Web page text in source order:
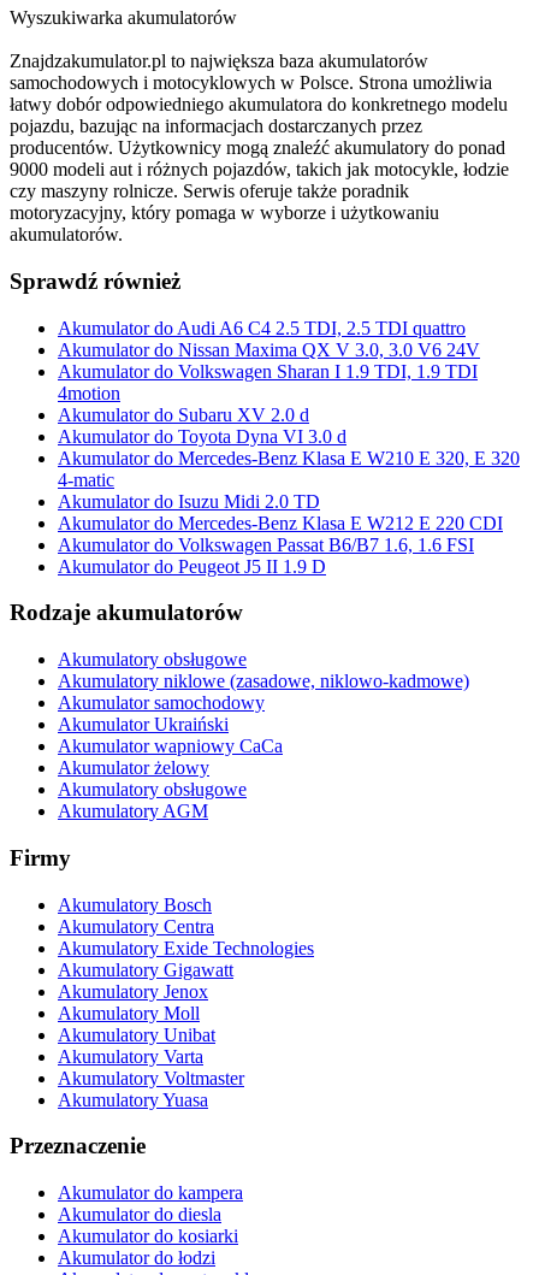
Wyszukiwarka akumulatorów
Znajdzakumulator.pl to największa baza akumulatorów
samochodowych i motocyklowych w Polsce. Strona umożliwia
łatwy dobór odpowiedniego akumulatora do konkretnego modelu
pojazdu, bazując na informacjach dostarczanych przez
producentów. Użytkownicy mogą znaleźć akumulatory do ponad
9000 modeli aut i różnych pojazdów, takich jak motocykle, łodzie
czy maszyny rolnicze. Serwis oferuje także poradnik
motoryzacyjny, który pomaga w wyborze i użytkowaniu
akumulatorów.
Sprawdź również
Akumulator do Audi A6 C4 2.5 TDI, 2.5 TDI quattro
Akumulator do Nissan Maxima QX V 3.0, 3.0 V6 24V
Akumulator do Volkswagen Sharan I 1.9 TDI, 1.9 TDI
4motion
Akumulator do Subaru XV 2.0 d
Akumulator do Toyota Dyna VI 3.0 d
Akumulator do Mercedes-Benz Klasa E W210 E 320, E 320
4-matic
Akumulator do Isuzu Midi 2.0 TD
Akumulator do Mercedes-Benz Klasa E W212 E 220 CDI
Akumulator do Volkswagen Passat B6/B7 1.6, 1.6 FSI
Akumulator do Peugeot J5 II 1.9 D
Rodzaje akumulatorów
Akumulatory obsługowe
Akumulatory niklowe (zasadowe, niklowo-kadmowe)
Akumulator samochodowy
Akumulator Ukraiński
Akumulator wapniowy CaCa
Akumulator żelowy
Akumulatory obsługowe
Akumulatory AGM
Firmy
Akumulatory Bosch
Akumulatory Centra
Akumulatory Exide Technologies
Akumulatory Gigawatt
Akumulatory Jenox
Akumulatory Moll
Akumulatory Unibat
Akumulatory Varta
Akumulatory Voltmaster
Akumulatory Yuasa
Przeznaczenie
Akumulator do kampera
Akumulator do diesla
Akumulator do kosiarki
Akumulator do łodzi